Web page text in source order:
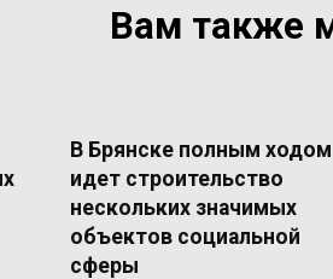
Вам также
В Брянске полным ходом
идет строительство
нескольких значимых
объектов социальной
сферы